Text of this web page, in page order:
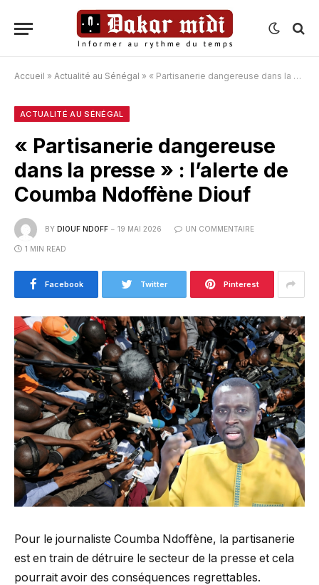
Accueil » Actualité au Sénégal » « Partisanerie dangereuse dans la presse » : l’alerte de Coumba Ndoffène Diouf
ACTUALITÉ AU SÉNÉGAL
« Partisanerie dangereuse
dans la presse » : l’alerte de
Coumba Ndoffène Diouf
BY DIOUF NDOFF 19 MAI 2026 UN COMMENTAIRE
1 MIN READ
Facebook Twitter Pinterest
Pour le journaliste Coumba Ndoffène, la partisanerie
est en train de détruire le secteur de la presse et cela
pourrait avoir des conséquences regrettables.